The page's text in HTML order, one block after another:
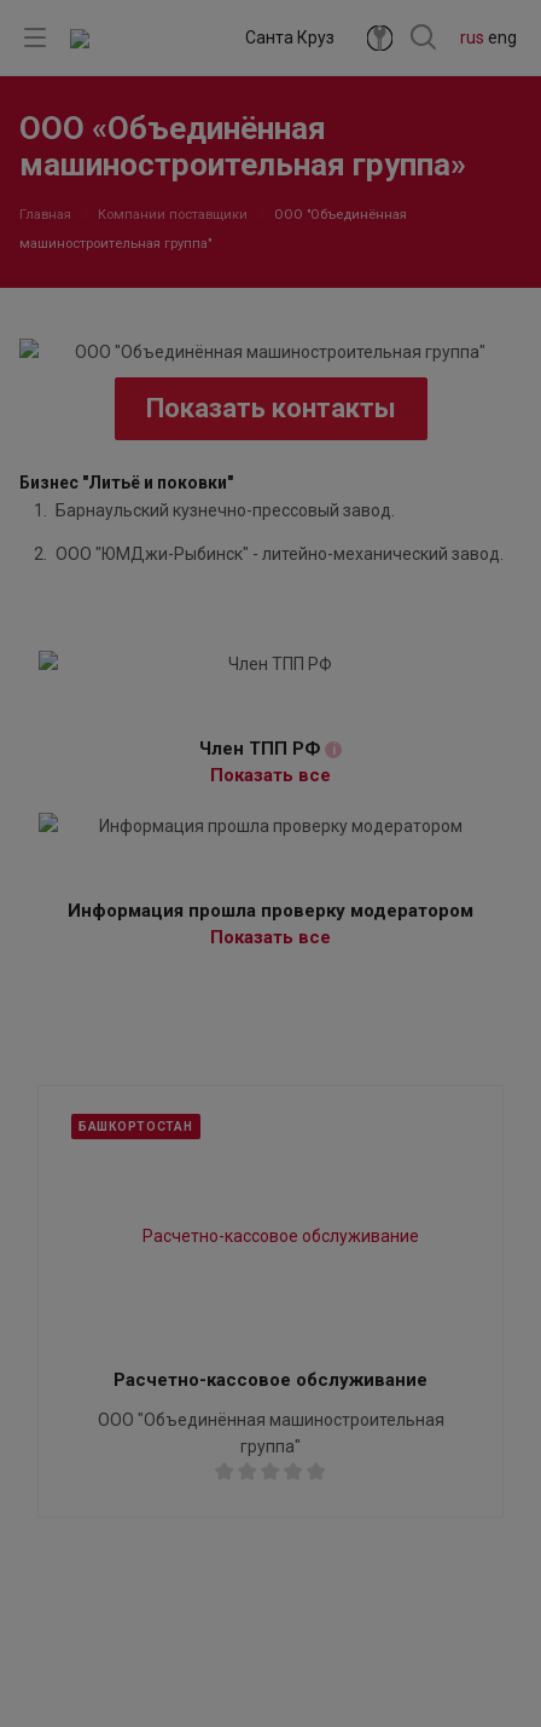
rus eng
Санта Круз
ООО «Объединённая
машиностроительная группа»
Главная Компании поставщики
ООО "Объединённая
машиностроительная группа"
Показать контакты
Бизнес "Литьё и поковки"
Барнаульский кузнечно-прессовый завод.
ООО "ЮМДжи-Рыбинск" - литейно-механический завод.
Член ТПП РФ i
Показать все
Информация прошла проверку модератором
Показать все
БАШКОРТОСТАН
Расчетно-кассовое обслуживание
ООО "Объединённая машиностроительная
группа"